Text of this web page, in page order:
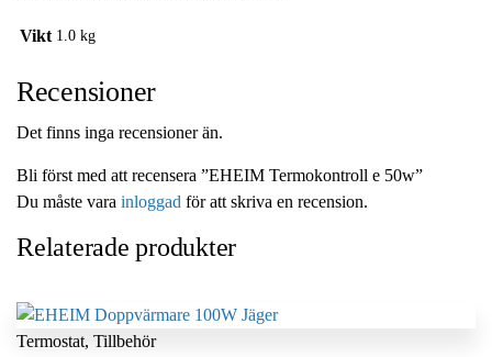
Vikt 1.0 kg
Recensioner
Det finns inga recensioner än.
Bli först med att recensera ”EHEIM Termokontroll e 50w”
Du måste vara inloggad för att skriva en recension.
Relaterade produkter
Termostat, Tillbehör